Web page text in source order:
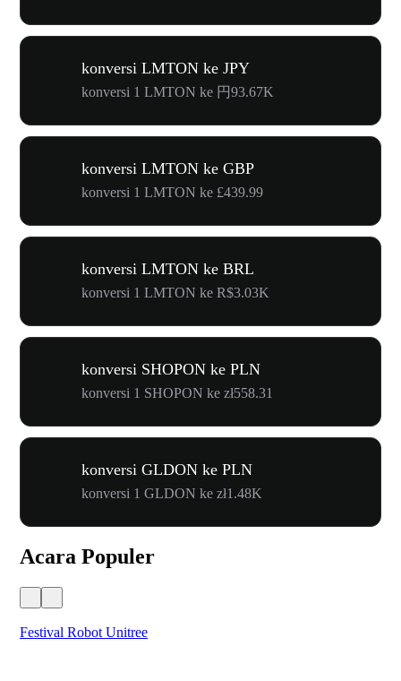
konversi LMTON ke JPY
konversi 1 LMTON ke 円93.67K
konversi LMTON ke GBP
konversi 1 LMTON ke £439.99
konversi LMTON ke BRL
konversi 1 LMTON ke R$3.03K
konversi SHOPON ke PLN
konversi 1 SHOPON ke zł558.31
konversi GLDON ke PLN
konversi 1 GLDON ke zł1.48K
Acara Populer
Festival Robot Unitree